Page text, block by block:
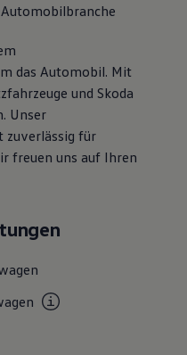
Zubehör
Elektronik
Karten und Radio
das Automobil. Mit
und Skoda
Unser
zuverlässig für
freuen uns auf Ihren